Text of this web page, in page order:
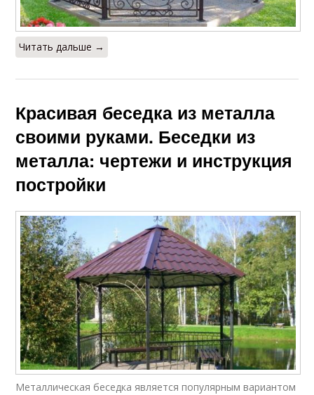
Читать дальше →
Красивая беседка из металла
своими руками. Беседки из
металла: чертежи и инструкция
постройки
Металлическая беседка является популярным вариантом